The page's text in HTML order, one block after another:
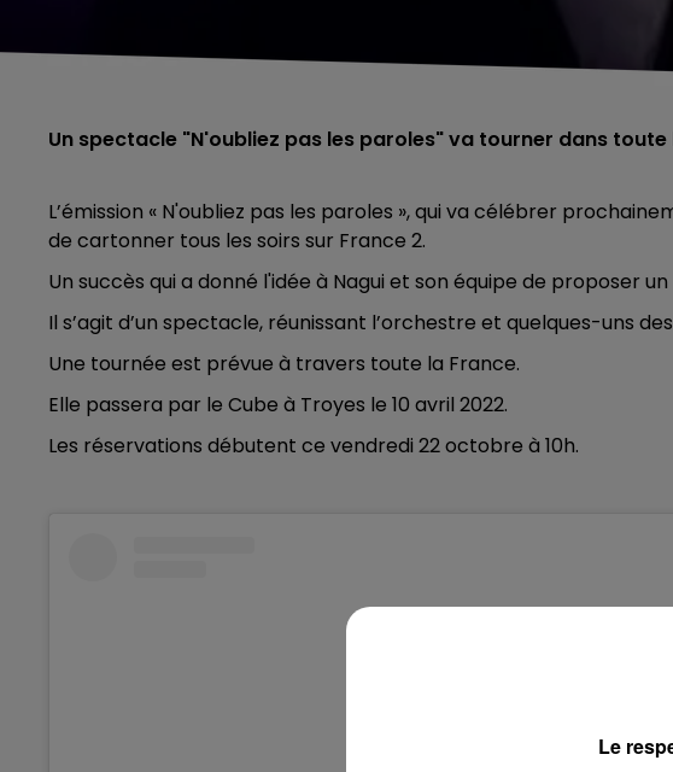
Un spectacle "N'oubliez pas les paroles" va tourner dans toute
L’émission « N'oubliez pas les paroles », qui va célébrer
de cartonner tous les soirs sur France 2.
Un succès qui a donné l'idée à Nagui et son équipe de proposer
Il s’agit d’un spectacle, réunissant l’orchestre et quelques-uns
Une tournée est prévue à travers toute la France.
Elle passera par le Cube à Troyes le 10 avril 2022.
Les réservations débutent ce vendredi 22 octobre à 10h.
Le